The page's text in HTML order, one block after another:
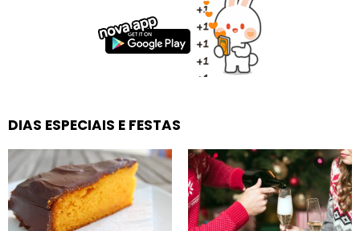
DIAS ESPECIAIS E FESTAS